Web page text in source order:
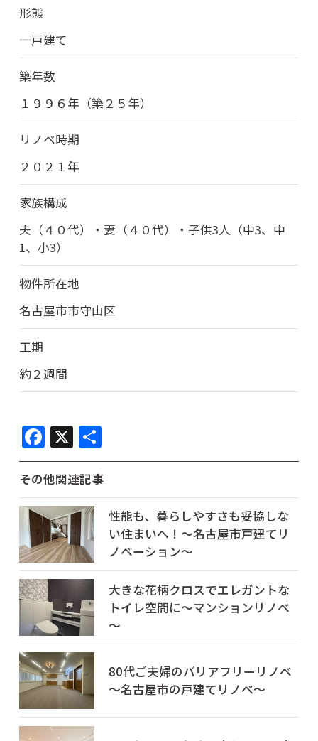
形態
一戸建て
築年数
１９９６年（築２５年）
リノベ時期
２０２１年
家族構成
夫（４０代）・妻（４０代）・子供3人（中3、中
1、小3）
物件所在地
名古屋市市守山区
工期
約２週間
F
a
c
e
b
o
o
k
X 共
有
その他関連記事
性能も、暮らしやすさも妥協しな
い住まいへ！～名古屋市戸建てリ
ノベーション～
大きな花柄クロスでエレガントな
トイレ空間に～マンションリノベ
～
80代ご夫婦のバリアフリーリノベ
～名古屋市の戸建てリノベ～